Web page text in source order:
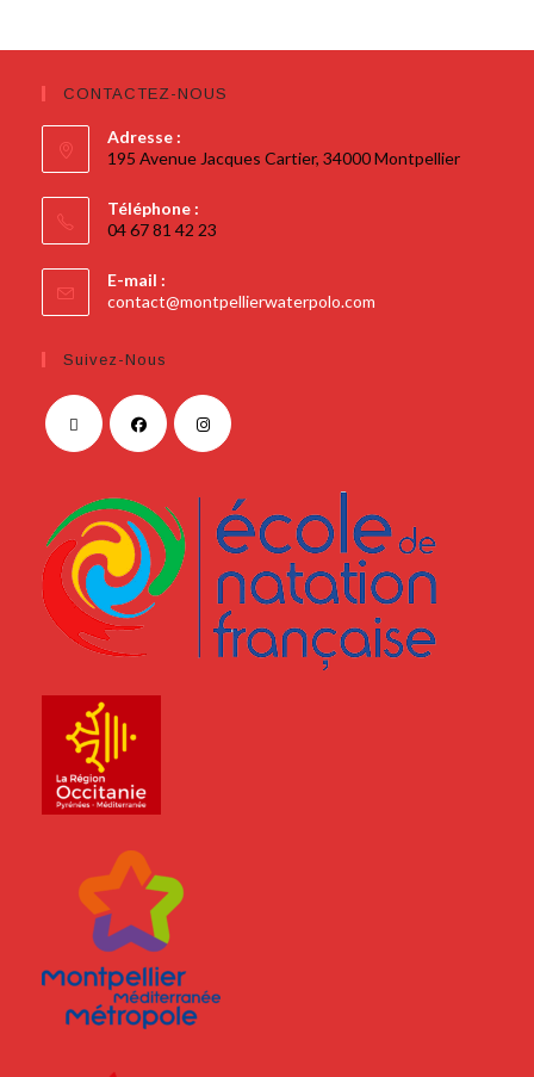
CONTACTEZ-NOUS
Adresse :
195 Avenue Jacques Cartier, 34000 Montpellier
Téléphone :
04 67 81 42 23
E-mail :
contact@montpellierwaterpolo.com
Suivez-Nous